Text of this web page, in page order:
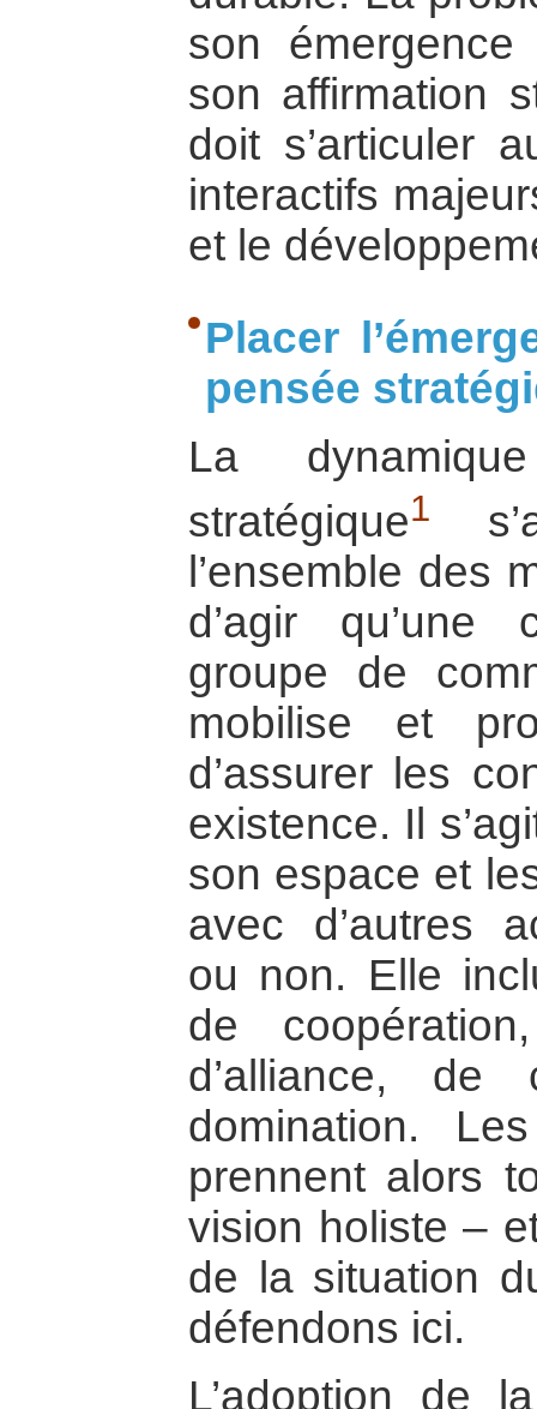
son
son affirmation
doit s’articuler
interactifs
et le
Placer
pensée
La
stratégique1
l’ensemble des
d’agir qu’une
groupe de
mobilise et
d’assurer les
existence. Il
son espace et
avec d’autres
ou non. Elle
de
d’alliance, de
domination.
prennent alors
vision holiste –
de la situation
défendons ici.
L’adoption de